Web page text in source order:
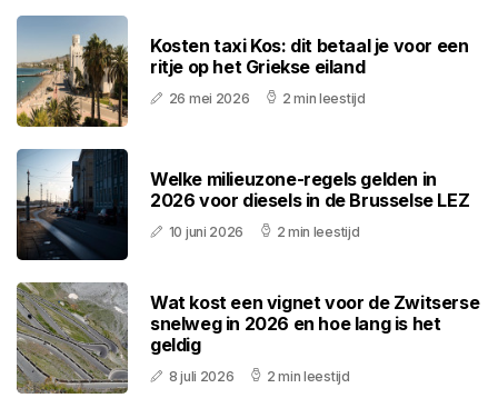
Kosten taxi Kos: dit betaal je voor een
ritje op het Griekse eiland
26 mei 2026 2 min leestijd
Welke milieuzone-regels gelden in
2026 voor diesels in de Brusselse LEZ
10 juni 2026 2 min leestijd
Wat kost een vignet voor de Zwitserse
snelweg in 2026 en hoe lang is het
geldig
8 juli 2026 2 min leestijd